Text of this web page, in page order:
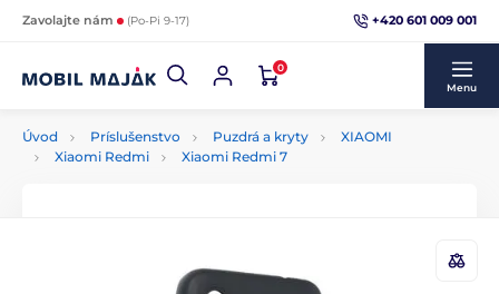
Zavolajte nám (Po-Pi 9-17) +420 601 009 001
0
Menu
Úvod Príslušenstvo Puzdrá a kryty
XIAOMI
Xiaomi Redmi
Xiaomi Redmi 7